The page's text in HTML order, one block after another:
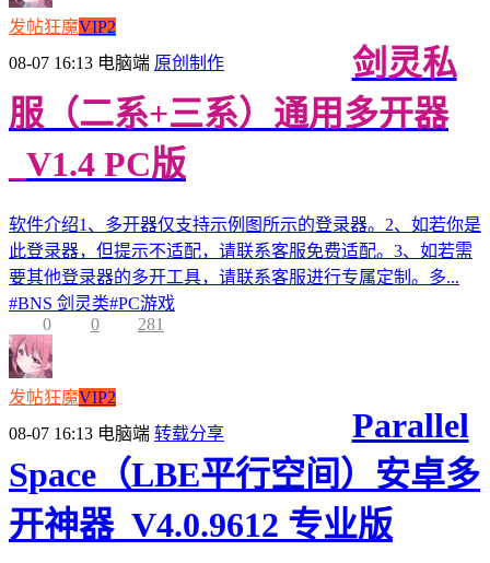
发帖狂魔VIP2
08-07 16:13 电脑端 原创制作
剑灵私
服（二系+三系）通用多开器
_V1.4 PC版
软件介绍1、多开器仅支持示例图所示的登录器。2、如若你是
此登录器，但提示不适配，请联系客服免费适配。3、如若需
要其他登录器的多开工具，请联系客服进行专属定制。多...
#BNS 剑灵类#PC游戏
0
0 281
发帖狂魔VIP2
08-07 16:13 电脑端 转载分享
Parallel
Space（LBE平行空间）安卓多
开神器_V4.0.9612 专业版